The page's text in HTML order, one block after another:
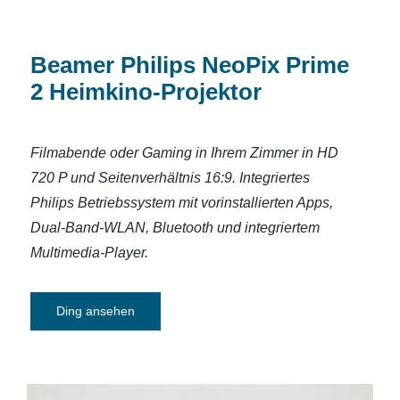
Beamer Philips NeoPix Prime
2 Heimkino-Projektor
Filmabende oder Gaming in Ihrem Zimmer in HD
720 P und Seitenverhältnis 16:9. Integriertes
Philips Betriebssystem mit vorinstallierten Apps,
Dual-Band-WLAN, Bluetooth und integriertem
Multimedia-Player.
Ding ansehen